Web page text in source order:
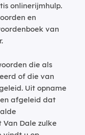
onlinerijmhulp.
en
van
die als
of die van
Uit opname
afgeleid dat
Dale zulke